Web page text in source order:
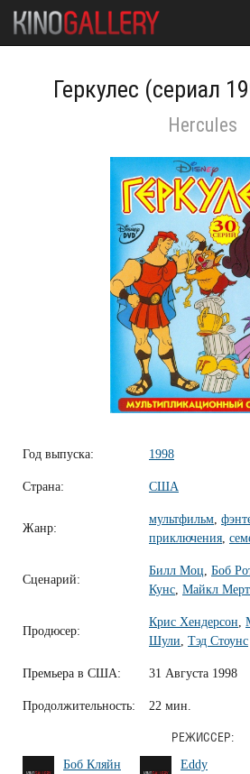
Геркулес (сериал
Hercules
Год выпуска: 1998
Страна: США
Жанр:
мультфильм
приключения
Сценарий:
Билл Моц Боб
Кунс Майкл
Продюсер:
Крис Хендерсон
Шули Тэд Стоунс
Премьера в США: 31 Августа 1998
Продолжительность: 22 мин.
РЕЖИССЕР:
Боб Кляйн
Eddy